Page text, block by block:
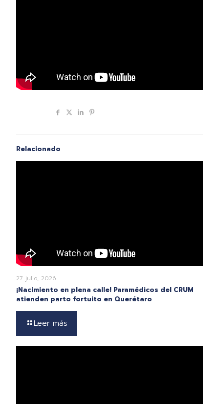
Relacionado
27 julio, 2026
¡Nacimiento en plena calle! Paramédicos del CRUM
atienden parto fortuito en Querétaro
Leer más